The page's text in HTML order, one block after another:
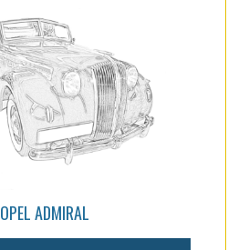
OPEL ADMIRAL